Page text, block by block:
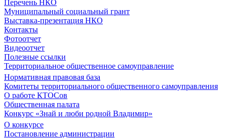
Перечень НКО
Муниципальный социальный грант
Выставка-презентация НКО
Контакты
Фотоотчет
Видеоотчет
Полезные ссылки
Территориальное общественное самоуправление
Нормативная правовая база
Комитеты территориального общественного самоуправления
О работе КТОСов
Общественная палата
Конкурс «Знай и люби родной Владимир»
О конкурсе
Постановление администрации